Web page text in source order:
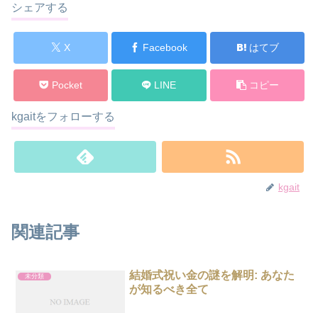
シェアする
X Facebook はてブ
Pocket LINE コピー
kgaitをフォローする
kgait
関連記事
未分類
結婚式祝い金の謎を解明: あなた
が知るべき全て